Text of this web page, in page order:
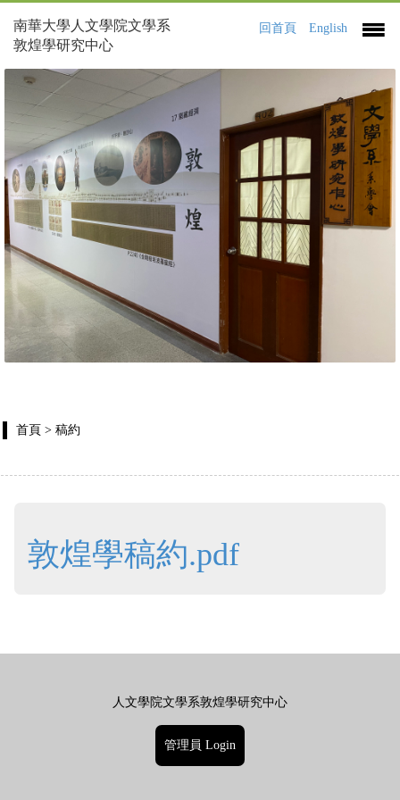
南華大學人文學院文學系
敦煌學研究中心
回首頁 English
首頁 > 稿約
敦煌學稿約.pdf
人文學院文學系敦煌學研究中心
管理員 Login